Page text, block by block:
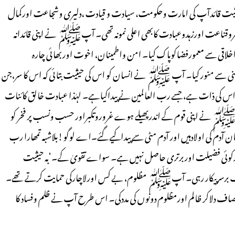
حیثیت قائدآپ کی امارت وحکومت، سیادت و قیادت ،دلیری وشجاعت اورکمال
اورزہدوعبادت کابھی اعلی نمونہ تھی۔ آپﷺ نے اپنی قائدانہ
سے معمورفضاکوپاک کیا۔ امن واطمینان، اخوت اوربھائی چارہ
سے منور کیا۔ آپ ﷺ نے انسان کو اس کی حیثیت بتائی کہ اس کا سر،جن
کی ذات ہے، جسے رب العالمین نے پیداکیاہے۔ لہٰذا عبادت خالق کائنات
آپ ﷺ نے اپنی قوم کے اندرپھیلے ہوے غروروتکبراور حسب ونسب پر فخر کو
کی اولادہیں اور آدم مٹی سے پیداکیے گئے۔اے لوگو!بلاشبہ تمھارا رب
فضیلت اوربرتری حاصل نہیں ہے۔ سواے تقویٰ کے۔‘بہ حیثیت
برسرپیکار رہی۔ آپﷺ مظلوم، بے کس اورلاچارکی حمایت کرتے تھے۔
ظالم اورمظلوم دونوں کی مددکی۔ اس طرح آپ نے ظلم وفساد کا